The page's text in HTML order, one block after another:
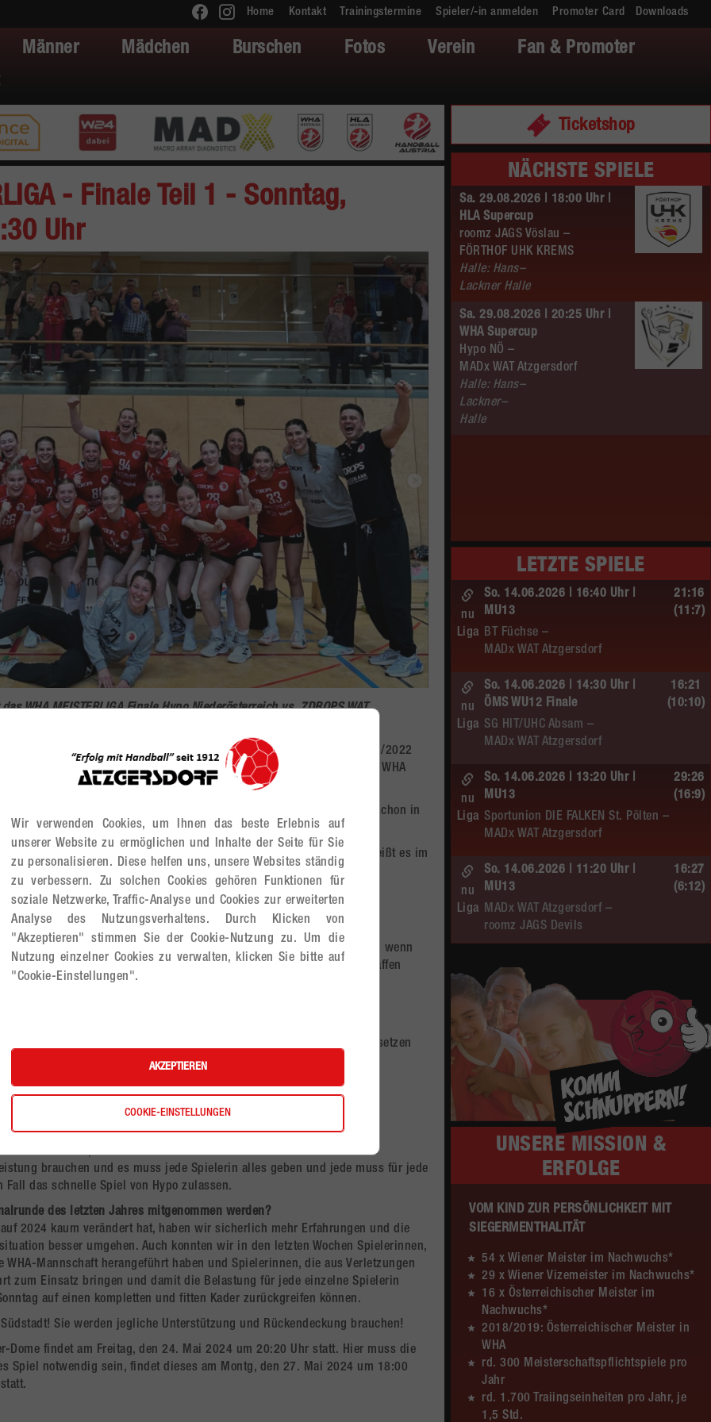
Home Kontakt Trainingstermine Spieler/-in anmelden Promoter Card Downloads
Männer Mädchen Burschen Fotos Verein
Fan & Promoter
- Finale Teil 1 - Sonntag,
Uhr
WHA MEISTERLIGA Finale Hypo Niederösterreich vs. 7DROPS WAT
Serie ist am Sonntag, 19.5.2024, 20:20 Uhr in der Südstadt!
dem corona-bedingten Ausfall 2019/2020 und den Finalserien 2021/2022
den 19. Mai 2024 um 20:20 Uhr das erste Finalspiel der WHA
auch bei den Damen in einer Best-of-Three Finalserie ermittelt. Wie schon in
Hypo Niederösterreich gegen 7DROPS WAT Atzgersdorf.
Halbfinale souverän gegen SC witasek Ferlach durchgesetzt haben, heißt es im
dem 19. Mai 2024 um 20:20 Uhr den ersten Schritt machen.
(Head-Coach):
um dieses zu gewinnen! Dafür arbeiten wir das ganze Jahr. Auch wenn
heißt, kann es keine anderen Vorsätze geben. Und dass wir das schaffen
Cup Halbfinale gezeigt.
mitgeben, sodass wir den Favoriten Hypo Niederösterreich schlagen
Taktik geben?
Matchplan, den meine Mannschaft hoffentlich in den Finalspielen umsetzen
mitgeben,
geben müssen, was sie können,
und sich pushen und
Ruhe und Übersicht bewahren.
sein, auf was wird es am Ende ankommen?
brauchen und es muss jede Spielerin alles geben und jede muss für jede
Fall das schnelle Spiel von Hypo zulassen.
des letzten Jahres mitgenommen werden?
2024 kaum verändert hat, haben wir sicherlich mehr Erfahrungen und die
besser umgehen. Auch konnten wir in den letzten Wochen Spielerinnen,
Mannschaft herangeführt haben und Spielerinnen, die aus Verletzungen
zum Einsatz bringen und damit die Belastung für jede einzelne Spielerin
auf einen kompletten und fitten Kader zurückgreifen können.
Sie werden jegliche Unterstützung und Rückendeckung brauchen!
Dome findet am Freitag, den 24. Mai 2024 um 20:20 Uhr statt. Hier muss die
Spiel notwendig sein, findet dieses am Montg, den 27. Mai 2024 um 18:00
Ticketshop
NÄCHSTE SPIELE
Sa. 29.08.2026 | 18:00 Uhr |
HLA Supercup
roomz JAGS Vöslau –
FÖRTHOF UHK KREMS
Halle: Hans–
Lackner Halle
Sa. 29.08.2026 | 20:25 Uhr |
WHA Supercup
Hypo NÖ –
MADx WAT Atzgersdorf
Halle: Hans–
Lackner–
Halle
LETZTE SPIELE
So. 14.06.2026 | 16:40 Uhr |
MU13
BT Füchse –
MADx WAT Atzgersdorf
nu
Liga
21:16
(11:7)
So. 14.06.2026 | 14:30 Uhr |
ÖMS WU12 Finale
SG HIT/UHC Absam –
MADx WAT Atzgersdorf
nu
Liga
16:21
(10:10)
So. 14.06.2026 | 13:20 Uhr |
MU13
Sportunion DIE FALKEN St. Pölten –
MADx WAT Atzgersdorf
nu
Liga
29:26
(16:9)
So. 14.06.2026 | 11:20 Uhr |
MU13
MADx WAT Atzgersdorf –
roomz JAGS Devils
nu
Liga
16:27
(6:12)
ÖMS WU12 HF
SC HIT/UHC Absam –
MADx WAT Atzgersdorf
Liga
Sa. 13.06.2026 | 19:05 Uhr |
WU12
MADx WAT Atzgersdorf –
HIB Handball Graz
nu
30:19
(16:7)
Sa. 13.06.2026 | 14:30 Uhr |
Hypo NÖ –
MADx WAT Atzgersdorf
Liga
WU12
MADx WAT Atzgersdorf –
HC LINZ AG Ladies
nu
Liga
So. 07.06.2026 | 14:30 Uhr |
WU18
MADx WAT Atzgersdorf –
HIB Handball Graz
Liga
23:22
UNSERE MISSION &
ERFOLGE
VOM KIND ZUR PERSÖNLICHKEIT MIT
SIEGERMENTHALITÄT
54 x Wiener Meister im Nachwuchs*
29 x Wiener Vizemeister im Nachwuchs*
16 x Österreichischer Meister im
Nachwuchs*
2018/2019: Österreichischer Meister in
WHA
rd. 300 Meisterschaftspflichtspiele pro
Jahr
rd. 1.700 Traiingseinheiten pro Jahr, je
1,5 Std.
Wir verwenden Cookies, um Ihnen das beste Erlebnis auf
unserer Website zu ermöglichen und Inhalte der Seite für Sie
zu personalisieren. Diese helfen uns, unsere Websites ständig
zu verbessern. Zu solchen Cookies gehören Funktionen für
soziale Netzwerke, Traffic-Analyse und Cookies zur erweiterten
Analyse des Nutzungsverhaltens. Durch Klicken von
"Akzeptieren" stimmen Sie der Cookie-Nutzung zu. Um die
Nutzung einzelner Cookies zu verwalten, klicken Sie bitte auf
"Cookie-Einstellungen".
AKZEPTIEREN
COOKIE-EINSTELLUNGEN